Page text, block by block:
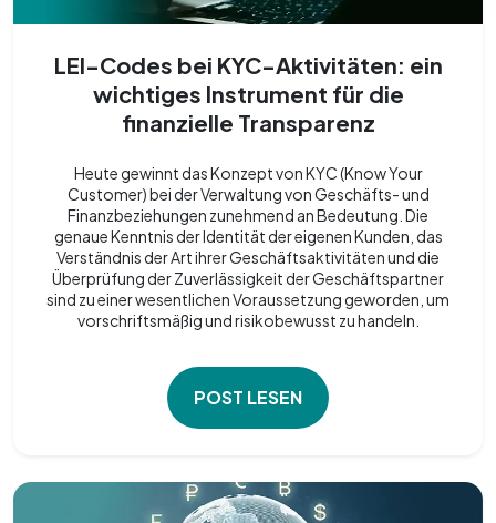
LEI-Codes bei KYC-Aktivitäten: ein
wichtiges Instrument für die
finanzielle Transparenz
Heute gewinnt das Konzept von KYC (Know Your
Customer) bei der Verwaltung von Geschäfts- und
Finanzbeziehungen zunehmend an Bedeutung. Die
genaue Kenntnis der Identität der eigenen Kunden, das
Verständnis der Art ihrer Geschäftsaktivitäten und die
Überprüfung der Zuverlässigkeit der Geschäftspartner
sind zu einer wesentlichen Voraussetzung geworden, um
vorschriftsmäßig und risikobewusst zu handeln.
POST LESEN